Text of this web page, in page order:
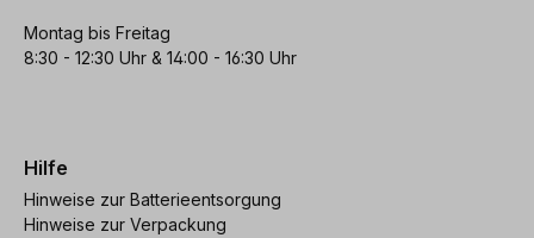
Montag bis Freitag
8:30 - 12:30 Uhr & 14:00 - 16:30 Uhr
Hilfe
Hinweise zur Batterieentsorgung
Hinweise zur Verpackung